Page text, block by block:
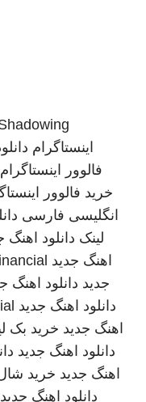
اینستاگرام
فالوور اینستاگرام
خرید فالوور
انگلیسی فارسی
لینک دانلود اهنگ
اهنگ جدید
جدید دانلود اهنگ
دانلود اهنگ جدید
اهنگ جدید خرید بک
دانلود اهنگ جدید
اهنگ جدید خرید
دانلود اهنگ جدید